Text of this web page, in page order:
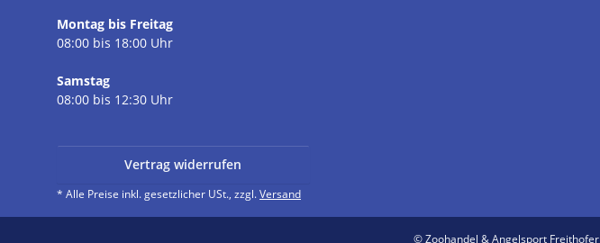
Montag bis Freitag
08:00 bis 18:00 Uhr
Samstag
08:00 bis 12:30 Uhr
Vertrag widerrufen
* Alle Preise inkl. gesetzlicher USt., zzgl.Versand
© Zoohandel & Angelsport Freithofer